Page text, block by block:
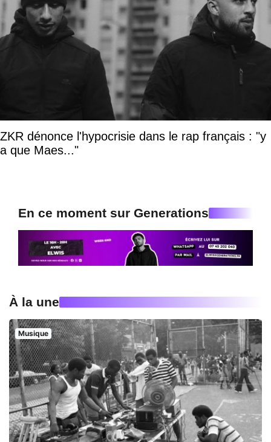
ZKR dénonce l'hypocrisie dans le rap français : "y
a que Maes..."
En ce moment sur Generations
À la une
Musique